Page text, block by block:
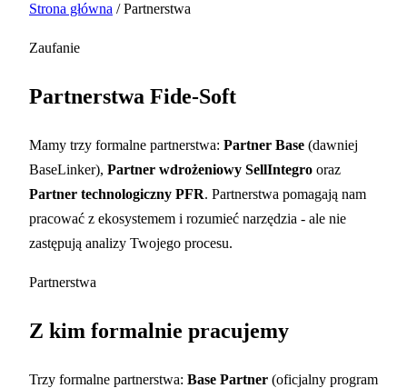
Strona główna / Partnerstwa
Zaufanie
Partnerstwa Fide-Soft
Mamy trzy formalne partnerstwa: Partner Base (dawniej
BaseLinker), Partner wdrożeniowy SellIntegro oraz
Partner technologiczny PFR. Partnerstwa pomagają nam
pracować z ekosystemem i rozumieć narzędzia - ale nie
zastępują analizy Twojego procesu.
Partnerstwa
Z kim formalnie pracujemy
Trzy formalne partnerstwa: Base Partner (oficjalny program